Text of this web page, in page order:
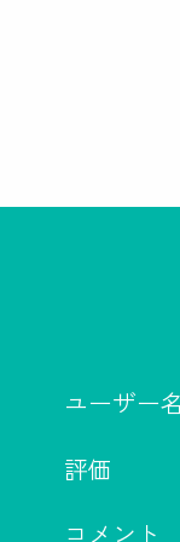
ユーザー
評価
コメント